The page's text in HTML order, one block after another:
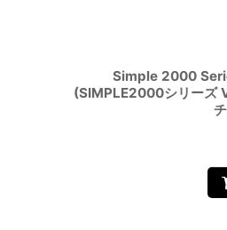
Simple 2000
(SIMPLE2000シリーズ